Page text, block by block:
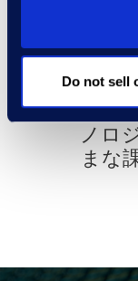
Do not sell
法的
なる
イア
ー、
ノロ
まな